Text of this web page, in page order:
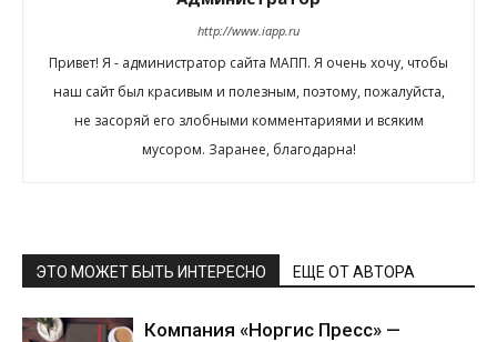
http://www.iapp.ru
Привет! Я - администратор сайта МАПП. Я очень хочу, чтобы
наш сайт был красивым и полезным, поэтому, пожалуйста,
не засоряй его злобными комментариями и всяким
мусором. Заранее, благодарна!
ЭТО МОЖЕТ БЫТЬ ИНТЕРЕСНО ЕЩЕ ОТ АВТОРА
Компания «Норгис Пресс» —